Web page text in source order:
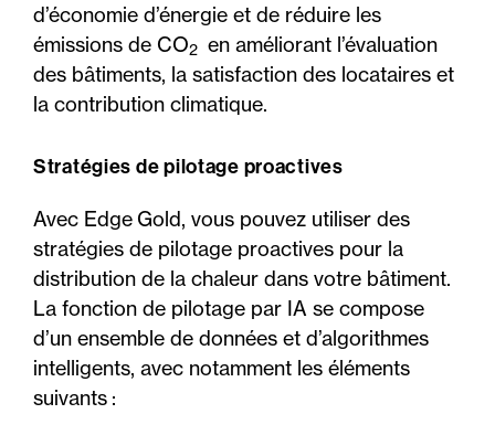
d’économie d’énergie et de réduire les
émissions de CO2 en améliorant l’évaluation
des bâtiments, la satisfaction des locataires et
la contribution climatique.
Stratégies de pilotage proactives
Avec Edge Gold, vous pouvez utiliser des
stratégies de pilotage proactives pour la
distribution de la chaleur dans votre bâtiment.
La fonction de pilotage par IA se compose
d’un ensemble de données et d’algorithmes
intelligents, avec notamment les éléments
suivants :